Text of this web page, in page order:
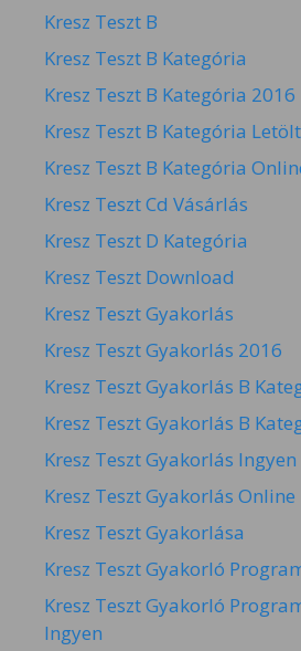
Kresz Teszt B
Kresz Teszt B Kategória
Kresz Teszt B Kategória 2016
Kresz Teszt B Kategória
Kresz Teszt B Kategória
Kresz Teszt Cd Vásárlás
Kresz Teszt D Kategória
Kresz Teszt Download
Kresz Teszt Gyakorlás
Kresz Teszt Gyakorlás 2016
Kresz Teszt Gyakorlás B
Kresz Teszt Gyakorlás B
Kresz Teszt Gyakorlás Ingyen
Kresz Teszt Gyakorlás Online
Kresz Teszt Gyakorlása
Kresz Teszt Gyakorló
Kresz Teszt Gyakorló
Ingyen